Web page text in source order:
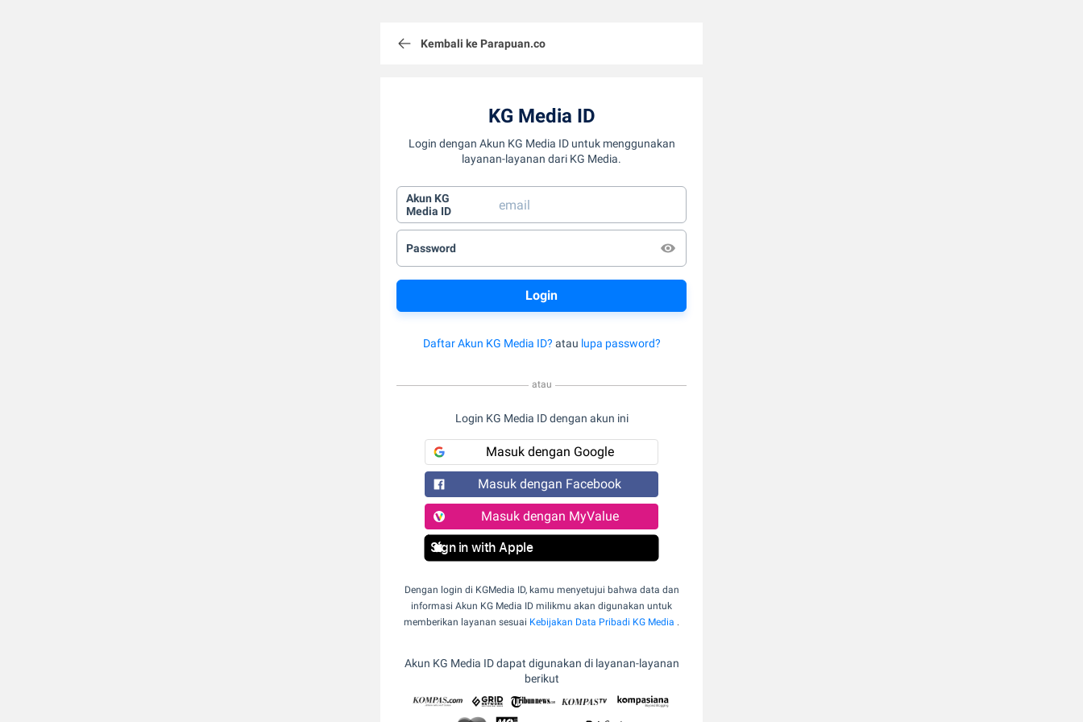
Kembali ke Parapuan.co
KG Media ID
Login dengan Akun KG Media ID untuk menggunakan
layanan-layanan dari KG Media.
Akun KG
Media ID
Password
Daftar Akun KG Media ID? atau lupa password?
atau
Login KG Media ID dengan akun ini
Masuk dengan Google
Masuk dengan Facebook
Masuk dengan MyValue
Sign in with Apple
Dengan login di KGMedia ID, kamu menyetujui bahwa data dan
informasi Akun KG Media ID milikmu akan digunakan untuk
memberikan layanan sesuai Kebijakan Data Pribadi KG Media .
Akun KG Media ID dapat digunakan di layanan-layanan
berikut